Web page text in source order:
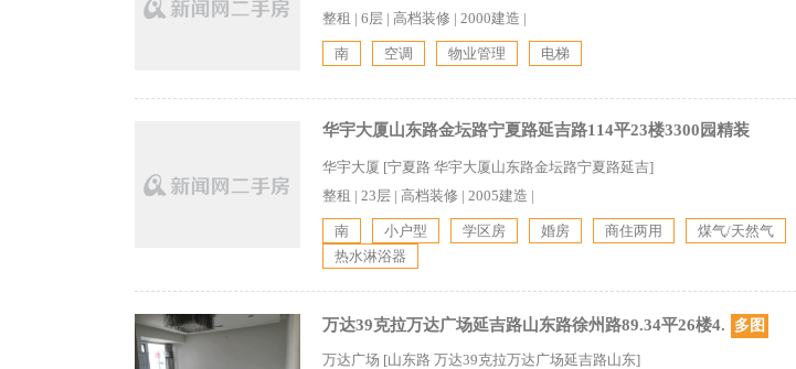
整租 | 6层 | 高档装修 | 2000建造 |
南 空调 物业管理 电梯
华宇大厦山东路金坛路宁夏路延吉路114平23楼3300园精装
华宇大厦 [宁夏路 华宇大厦山东路金坛路宁夏路延吉]
整租 | 23层 | 高档装修 | 2005建造 |
南 小户型 学区房 婚房 商住两用 煤气/天然气
热水淋浴器
万达39克拉万达广场延吉路山东路徐州路89.34平26楼4. 多图
万达广场 [山东路 万达39克拉万达广场延吉路山东]